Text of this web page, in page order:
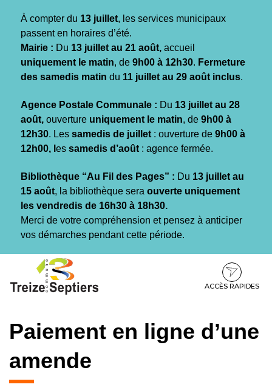
À compter du 13 juillet, les services municipaux
passent en horaires d’été.
Mairie : Du 13 juillet au 21 août, accueil
uniquement le matin, de 9h00 à 12h30. Fermeture
des samedis matin du 11 juillet au 29 août inclus.
Agence Postale Communale : Du 13 juillet au 28
août, ouverture uniquement le matin, de 9h00 à
12h30. Les samedis de juillet : ouverture de 9h00 à
12h00, l es samedis d’août : agence fermée.
Bibliothèque “Au Fil des Pages” : Du 13 juillet au
15 août, la bibliothèque sera ouverte uniquement
les vendredis de 16h30 à 18h30.
Merci de votre compréhension et pensez à anticiper
vos démarches pendant cette période.
contenu
pied
ACCÈS RAPIDES
Paiement en ligne d’une
amende